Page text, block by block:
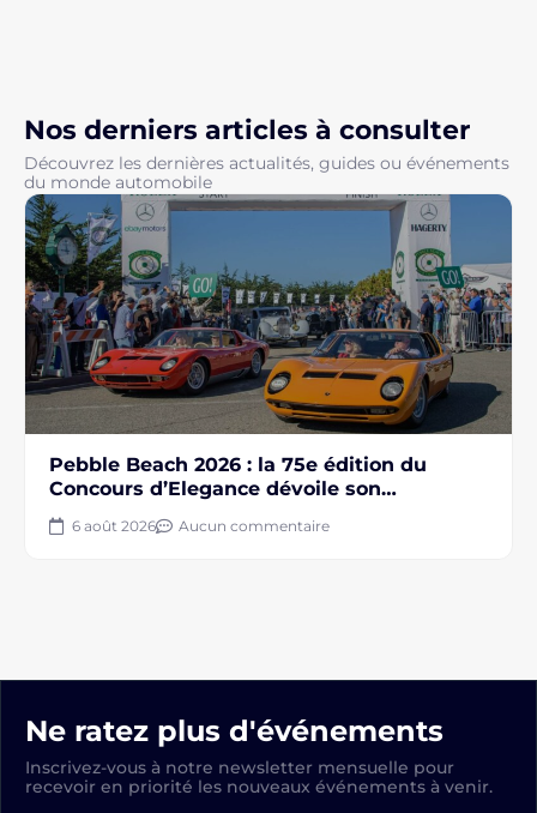
Nos derniers articles à consulter
Découvrez les dernières actualités, guides ou événements
du monde automobile
Pebble Beach 2026 : la 75e édition du
Concours d’Elegance dévoile son
programme
6 août 2026 Aucun commentaire
Ne ratez plus d'événements
Inscrivez-vous à notre newsletter mensuelle pour
recevoir en priorité les nouveaux événements à venir.